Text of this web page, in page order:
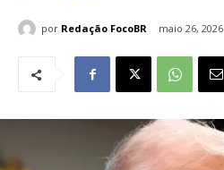
por Redação FocoBR maio 26, 2026